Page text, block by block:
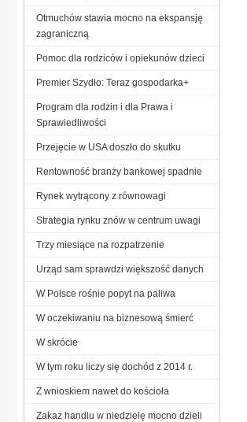
Otmuchów stawia mocno na ekspansję
zagraniczną
Pomoc dla rodziców i opiekunów dzieci
Premier Szydło: Teraz gospodarka+
Program dla rodzin i dla Prawa i
Sprawiedliwości
Przejęcie w USA doszło do skutku
Rentowność branży bankowej spadnie
Rynek wytrącony z równowagi
Strategia rynku znów w centrum uwagi
Trzy miesiące na rozpatrzenie
Urząd sam sprawdzi większość danych
W Polsce rośnie popyt na paliwa
W oczekiwaniu na biznesową śmierć
W skrócie
W tym roku liczy się dochód z 2014 r.
Z wnioskiem nawet do kościoła
Zakaz handlu w niedzielę mocno dzieli